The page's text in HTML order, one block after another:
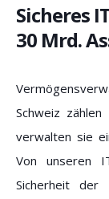
Sicheres
30 Mrd.
Schweiz
verwalten sie
Von unseren
Sicherheit der